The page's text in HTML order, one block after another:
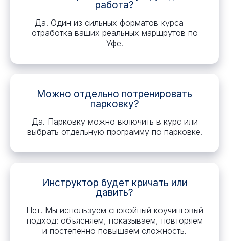
работа?
Да. Один из сильных форматов курса —
отработка ваших реальных маршрутов по
Уфе.
Можно отдельно потренировать
парковку?
Да. Парковку можно включить в курс или
выбрать отдельную программу по парковке.
Инструктор будет кричать или
давить?
Нет. Мы используем спокойный коучинговый
подход: объясняем, показываем, повторяем
и постепенно повышаем сложность.